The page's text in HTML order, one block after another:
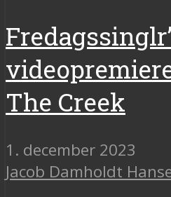
The Creek
1. december 2023
Jacob Damholdt